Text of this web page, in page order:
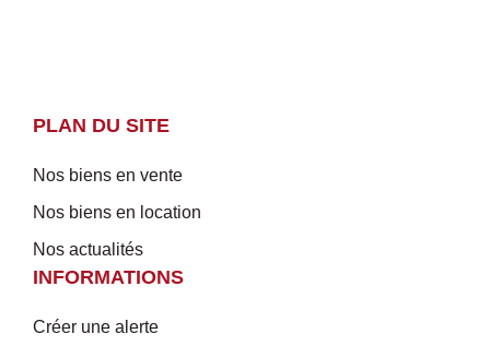
PLAN DU SITE
Nos biens en vente
Nos biens en location
Nos actualités
INFORMATIONS
Créer une alerte